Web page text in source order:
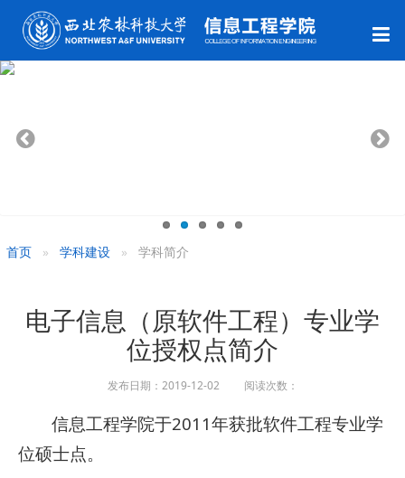
首页 学科建设 学科简介
电子信息（原软件工程）专业学
位授权点简介
发布日期：2019-12-02 阅读次数：
信息工程学院于2011年获批软件工程专业学
位硕士点。